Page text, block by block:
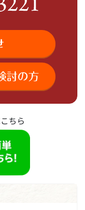
ちら